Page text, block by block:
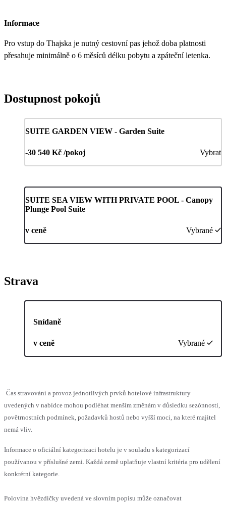
Informace
Pro vstup do Thajska je nutný cestovní pas jehož doba platnosti
přesahuje minimálně o 6 měsíců délku pobytu a zpáteční letenka.
Dostupnost pokojů
SUITE GARDEN VIEW - Garden Suite
-30 540 Kč /pokoj Vybrat
SUITE SEA VIEW WITH PRIVATE POOL - Canopy
Plunge Pool Suite
v ceně Vybrané
Strava
Snídaně
v ceně Vybrané
Čas stravování a provoz jednotlivých prvků hotelové infrastruktury
uvedených v nabídce mohou podléhat menším změnám v důsledku sezónnosti,
povětrnostních podmínek, požadavků hostů nebo vyšší moci, na které majitel
nemá vliv.
Informace o oficiální kategorizaci hotelu je v souladu s kategorizací
používanou v příslušné zemi. Každá země uplatňuje vlastní kritéria pro udělení
konkrétní kategorie.
Polovina hvězdičky uvedená ve slovním popisu může označovat